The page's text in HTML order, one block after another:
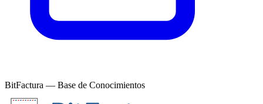
BitFactura — Base de Conocimientos